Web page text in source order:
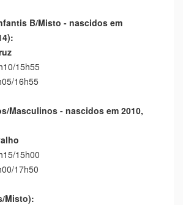
B/Misto - nascidos em
15h55
16h55
Masculinos - nascidos em 2010,
15h00
17h50
Misto):